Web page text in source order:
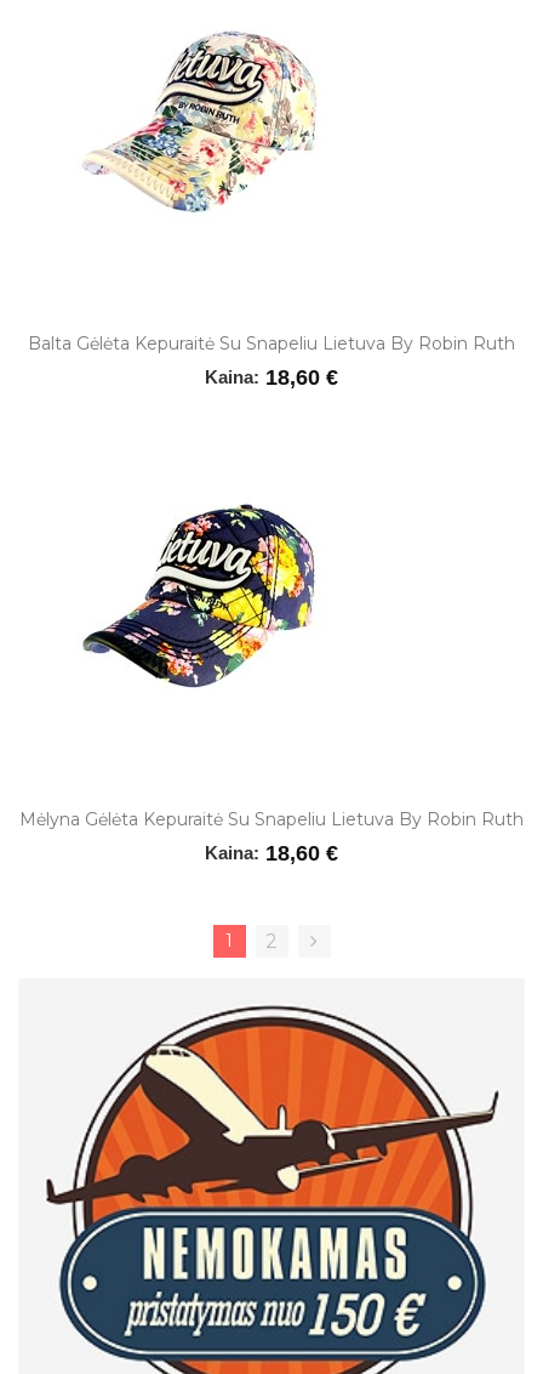
Balta Gėlėta Kepuraitė Su Snapeliu Lietuva By Robin Ruth
Kaina: 18,60 €
Mėlyna Gėlėta Kepuraitė Su Snapeliu Lietuva By Robin Ruth
Kaina: 18,60 €
1 2